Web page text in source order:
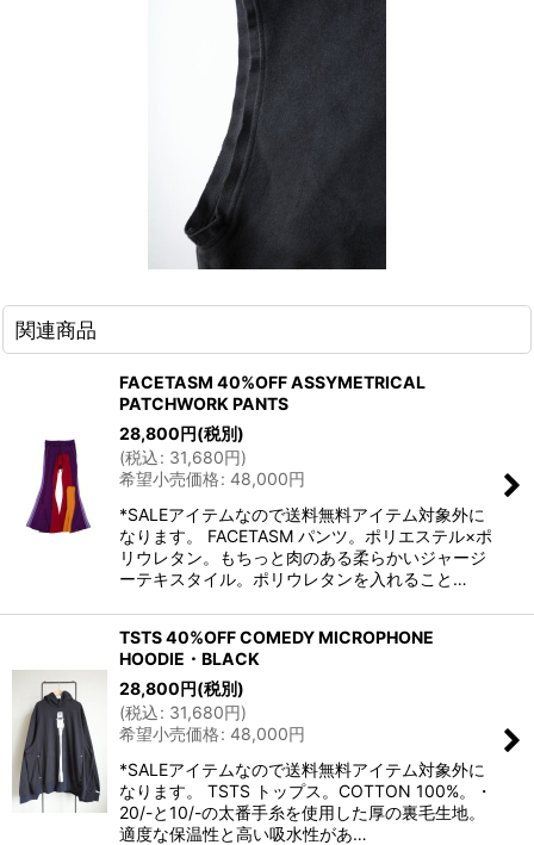
関連商品
FACETASM 40%OFF ASSYMETRICAL
PATCHWORK PANTS
28,800円(税別)
(税込: 31,680円)
希望小売価格: 48,000円
*SALEアイテムなので送料無料アイテム対象外に
なります。 FACETASM パンツ。ポリエステル×ポ
リウレタン。もちっと肉のある柔らかいジャージ
ーテキスタイル。ポリウレタンを入れること…
TSTS 40%OFF COMEDY MICROPHONE
HOODIE・BLACK
28,800円(税別)
(税込: 31,680円)
希望小売価格: 48,000円
*SALEアイテムなので送料無料アイテム対象外に
なります。 TSTS トップス。COTTON 100%。・
20/-と10/-の太番手糸を使用した厚の裏毛生地。
適度な保温性と高い吸水性があ…